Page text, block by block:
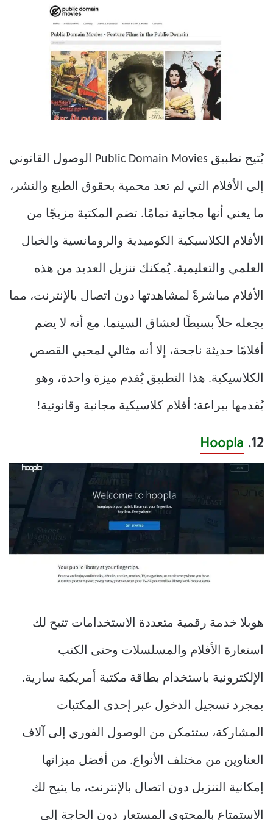
يُتيح تطبيق Public Domain Movies الوصول القانوني
إلى الأفلام التي لم تعد محمية بحقوق الطبع والنشر،
ما يعني أنها مجانية تمامًا. تضم المكتبة مزيجًا من
الأفلام الكلاسيكية الكوميدية والرومانسية والخيال
العلمي والتعليمية. يُمكنك تنزيل العديد من هذه
الأفلام مباشرةً لمشاهدتها دون اتصال بالإنترنت، مما
يجعله حلاً بسيطًا لعشاق السينما. مع أنه لا يضم
أفلامًا حديثة ناجحة، إلا أنه مثالي لمحبي القصص
الكلاسيكية. هذا التطبيق يُقدم ميزة واحدة، وهو
يُقدمها ببراعة: أفلام كلاسيكية مجانية وقانونية!
12.
Hoopla
هوبلا خدمة رقمية متعددة الاستخدامات تتيح لك
استعارة الأفلام والمسلسلات وحتى الكتب
الإلكترونية باستخدام بطاقة مكتبة أمريكية سارية.
بمجرد تسجيل الدخول عبر إحدى المكتبات
المشاركة، ستتمكن من الوصول الفوري إلى آلاف
العناوين من مختلف الأنواع. من أفضل ميزاتها
إمكانية التنزيل دون اتصال بالإنترنت، ما يتيح لك
الاستمتاع بالمحتوى المستعار دون الحاجة إلى